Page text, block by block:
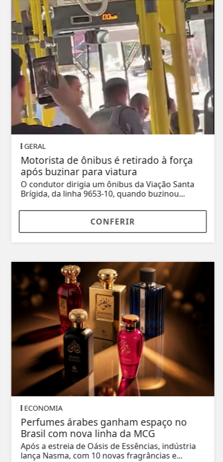
GERAL
Motorista de ônibus é retirado à força
após buzinar para viatura
O condutor dirigia um ônibus da Viação Santa
Brígida, da linha 9653-10, quando buzinou...
CONFERIR
ECONOMIA
Perfumes árabes ganham espaço no
Brasil com nova linha da MCG
Após a estreia de Oásis de Essências, indústria
lança Nasma, com 10 novas fragrâncias e...